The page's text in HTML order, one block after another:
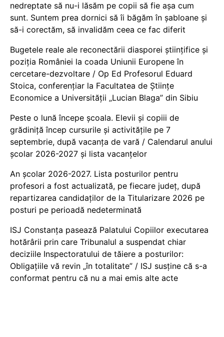
nedreptate să nu-i lăsăm pe copii să fie așa cum
sunt. Suntem prea dornici să îi băgăm în șabloane și
să-i corectăm, să invalidăm ceea ce fac diferit
Bugetele reale ale reconectării diasporei științifice și
poziția României la coada Uniunii Europene în
cercetare-dezvoltare / Op Ed Profesorul Eduard
Stoica, conferențiar la Facultatea de Științe
Economice a Universității „Lucian Blaga” din Sibiu
Peste o lună începe școala. Elevii și copiii de
grădiniță încep cursurile și activitățile pe 7
septembrie, după vacanța de vară / Calendarul anului
școlar 2026-2027 și lista vacanțelor
An școlar 2026-2027. Lista posturilor pentru
profesori a fost actualizată, pe fiecare județ, după
repartizarea candidaților de la Titularizare 2026 pe
posturi pe perioadă nedeterminată
ISJ Constanța pasează Palatului Copiilor executarea
hotărârii prin care Tribunalul a suspendat chiar
deciziile Inspectoratului de tăiere a posturilor:
Obligațiile vă revin „în totalitate” / ISJ susține că s-a
conformat pentru că nu a mai emis alte acte